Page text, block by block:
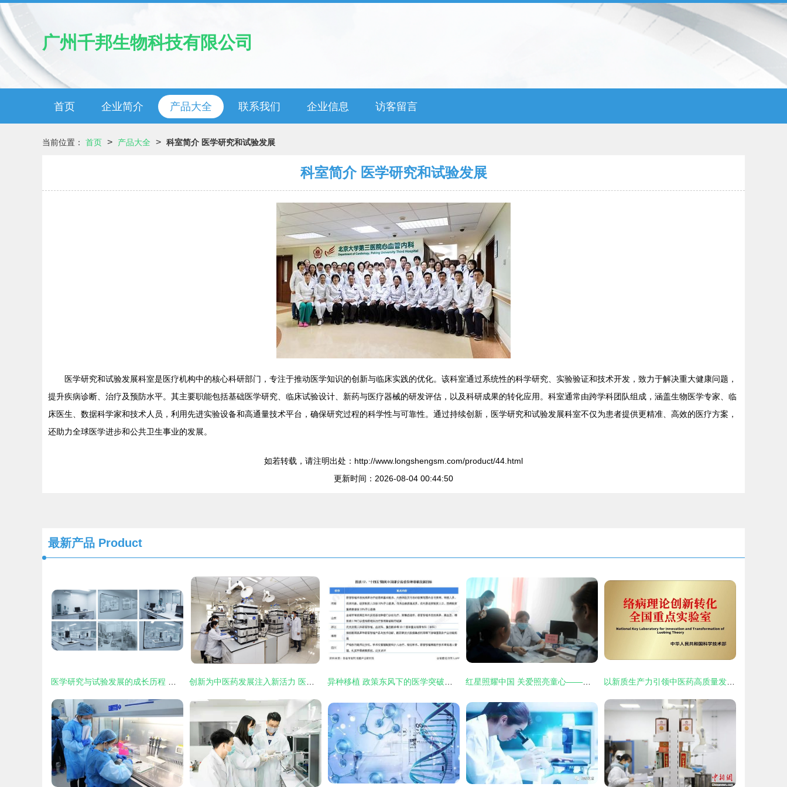
广州千邦生物科技有限公司
首页 企业简介 产品大全 联系我们 企业信息 访客留言
当前位置： 首页 > 产品大全 > 科室简介 医学研究和试验发展
科室简介 医学研究和试验发展
医学研究和试验发展科室是医疗机构中的核心科研部门，专注于推动医学知识的创新与临床实践的优化。该科室通过系统性的科学研究、实验验证和技术开发，致力于解决重大健康问题，
提升疾病诊断、治疗及预防水平。其主要职能包括基础医学研究、临床试验设计、新药与医疗器械的研发评估，以及科研成果的转化应用。科室通常由跨学科团队组成，涵盖生物医学专家、临
床医生、数据科学家和技术人员，利用先进实验设备和高通量技术平台，确保研究过程的科学性与可靠性。通过持续创新，医学研究和试验发展科室不仅为患者提供更精准、高效的医疗方案，
还助力全球医学进步和公共卫生事业的发展。
如若转载，请注明出处：http://www.longshengsm.com/product/44.html
更新时间：2026-08-04 00:44:50
最新产品 Product